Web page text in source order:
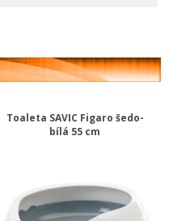
Toaleta SAVIC Figaro šedo-
bílá 55 cm